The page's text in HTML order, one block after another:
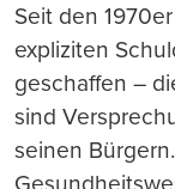
Seit den
expliziten
geschaffen –
sind
seinen